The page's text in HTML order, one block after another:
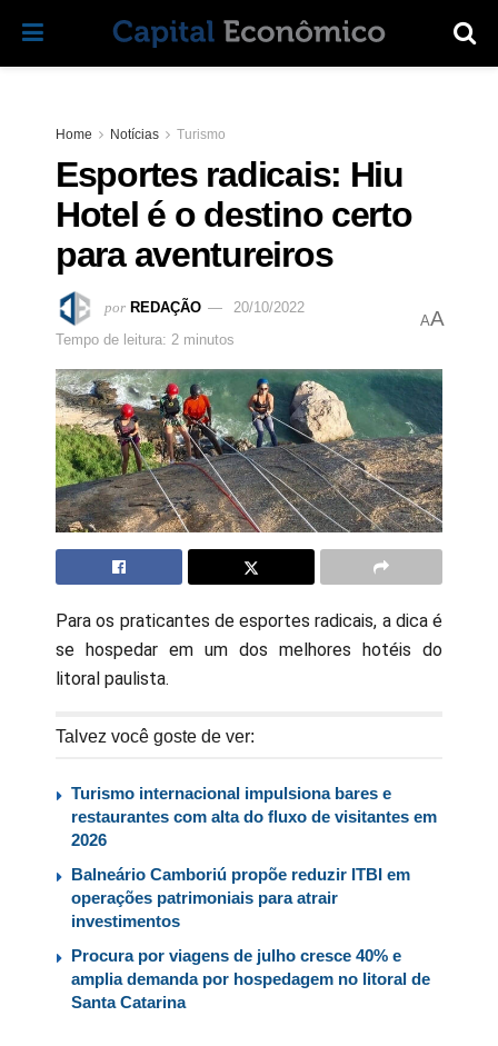
Home Notícias Turismo
Esportes radicais: Hiu
Hotel é o destino certo
para aventureiros
por REDAÇÃO
20/10/2022
Tempo de leitura: 2 minutos
AA
Para os praticantes de esportes radicais, a dica é
se hospedar em um dos melhores hotéis do
litoral paulista.
Talvez você goste de ver:
Turismo internacional impulsiona bares e
restaurantes com alta do fluxo de visitantes em
2026
Balneário Camboriú propõe reduzir ITBI em
operações patrimoniais para atrair
investimentos
Procura por viagens de julho cresce 40% e
amplia demanda por hospedagem no litoral de
Santa Catarina